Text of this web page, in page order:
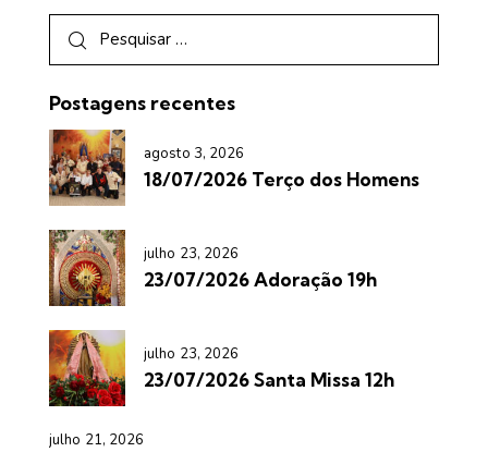
Postagens recentes
agosto 3, 2026
18/07/2026 Terço dos Homens
julho 23, 2026
23/07/2026 Adoração 19h
julho 23, 2026
23/07/2026 Santa Missa 12h
julho 21, 2026